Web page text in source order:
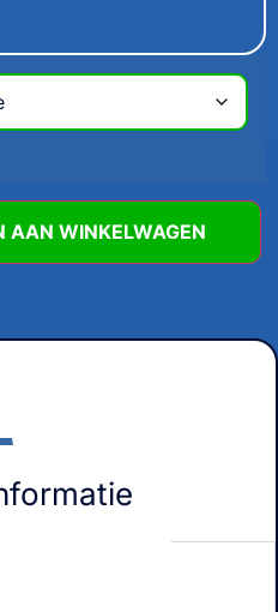
AAN WINKELWAGEN